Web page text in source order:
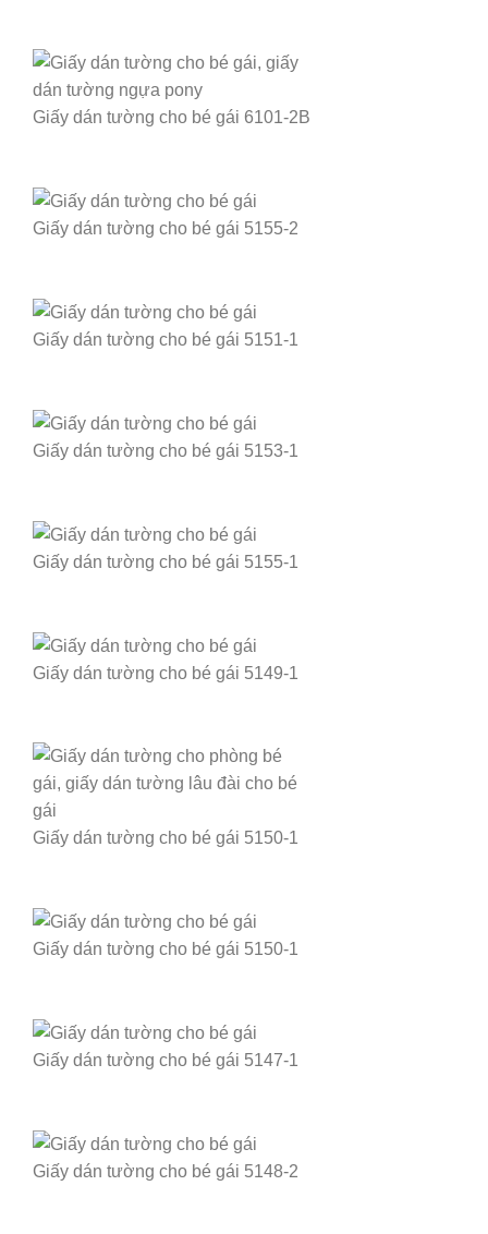
Giấy dán tường cho bé gái 6101-2B
Giấy dán tường cho bé gái 5155-2
Giấy dán tường cho bé gái 5151-1
Giấy dán tường cho bé gái 5153-1
Giấy dán tường cho bé gái 5155-1
Giấy dán tường cho bé gái 5149-1
Giấy dán tường cho bé gái 5150-1
Giấy dán tường cho bé gái 5150-1
Giấy dán tường cho bé gái 5147-1
Giấy dán tường cho bé gái 5148-2